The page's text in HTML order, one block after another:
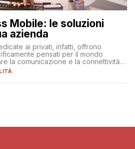
Mobile: le soluzioni
azienda
ai privati, infatti, offrono
pensati per il mondo
la comunicazione e la connettività